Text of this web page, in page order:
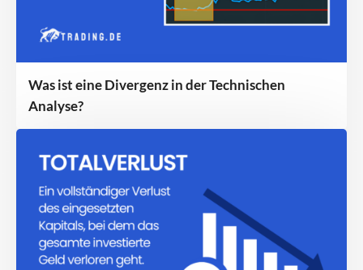
Was ist eine Divergenz in der Technischen
Analyse?